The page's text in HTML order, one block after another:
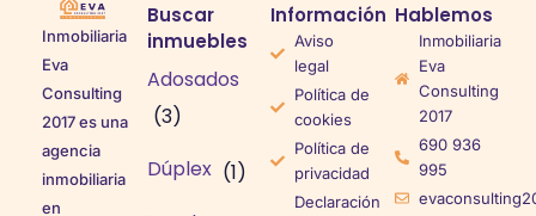
Inmobiliaria
Eva
Consulting
2017 es una
agencia
inmobiliaria
en
Buscar
inmuebles
Adosados
(3)
Dúplex (1)
Información
Aviso
legal
Política de
cookies
Política de
privacidad
Declaración
Hablemos
Inmobiliaria
Eva
Consulting
2017
690 936
995